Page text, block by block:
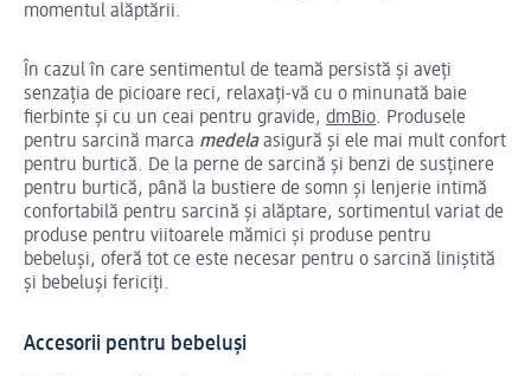
momentul alăptării.
În cazul în care sentimentul de teamă persistă și aveți
senzația de picioare reci, relaxați-vă cu o minunată baie
fierbinte și cu un ceai pentru gravide, dmBio. Produsele
pentru sarcină marca medela asigură și ele mai mult confort
pentru burtică. De la perne de sarcină și benzi de susținere
pentru burtică, până la bustiere de somn și lenjerie intimă
confortabilă pentru sarcină și alăptare, sortimentul variat de
produse pentru viitoarele mămici și produse pentru
bebeluși, oferă tot ce este necesar pentru o sarcină liniștită
și bebeluși fericiți.
Accesorii pentru bebeluși